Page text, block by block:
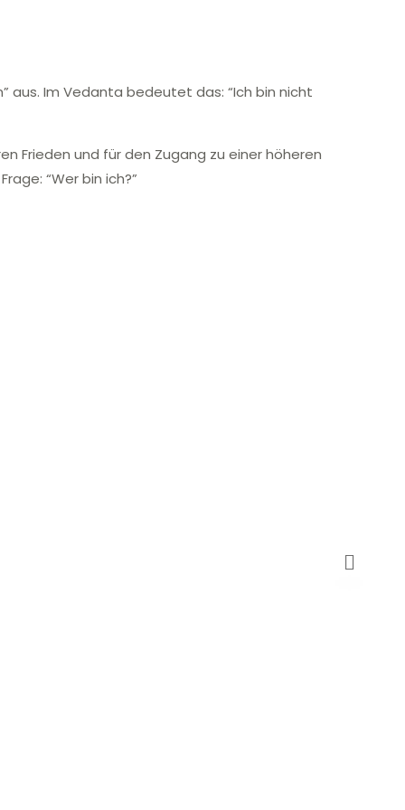
aus. Im Vedanta bedeutet das: “Ich bin nicht
Frieden und für den Zugang zu einer höheren
“Wer bin ich?”